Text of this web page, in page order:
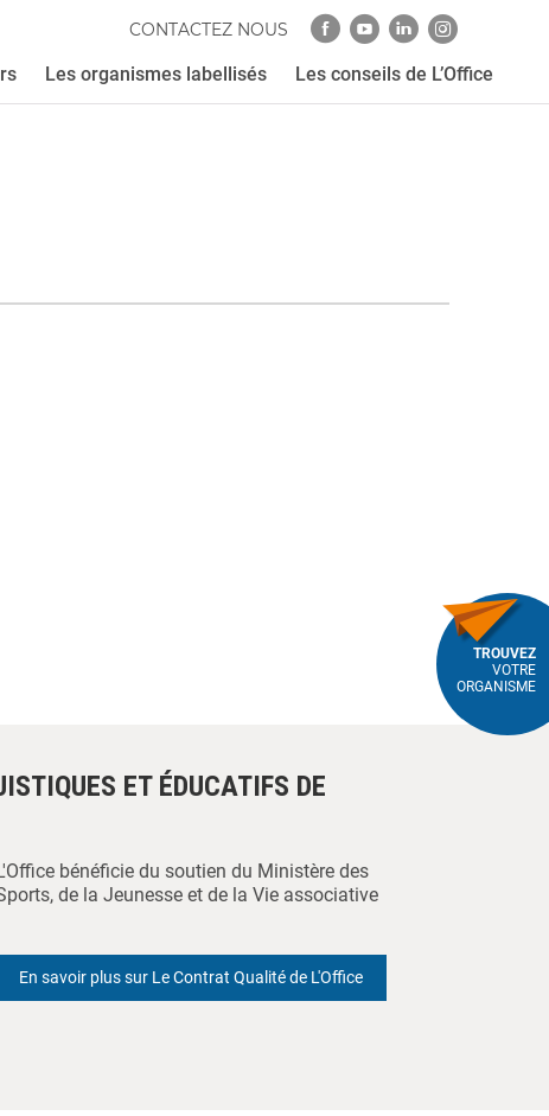
CONTACTEZ NOUS
Les organismes labellisés Les conseils de L’Office
ET ÉDUCATIFS DE
bénéficie du soutien du Ministère des
de la Jeunesse et de la Vie associative
En savoir plus sur Le Contrat Qualité de L'Office
TROUVEZ
VOTRE
ORGANISME